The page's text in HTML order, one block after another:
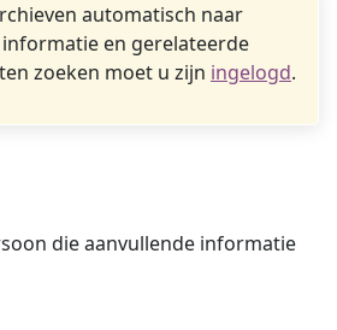
automatisch naar
en gerelateerde
zoeken moet u zijn ingelogd.
die aanvullende informatie